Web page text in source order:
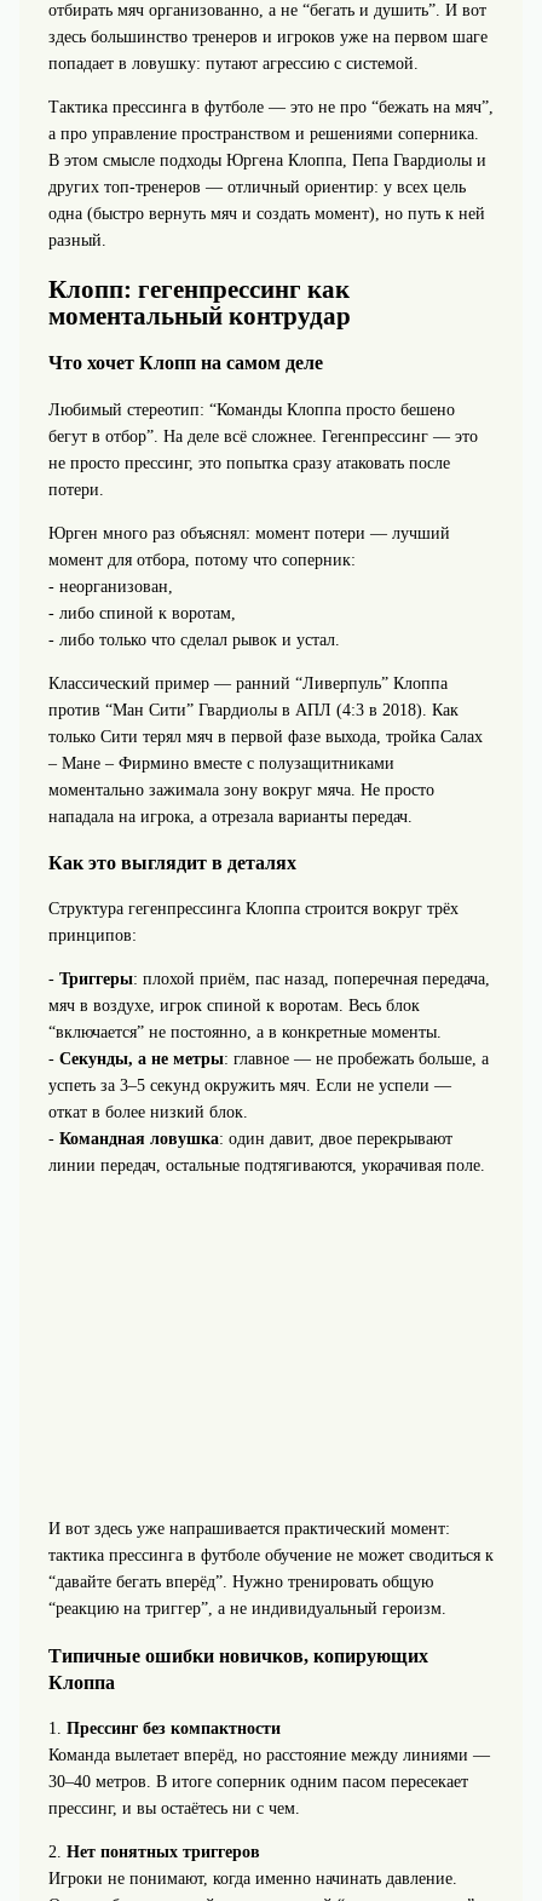
отбирать мяч организованно, а не “бегать и душить”. И вот
здесь большинство тренеров и игроков уже на первом шаге
попадает в ловушку: путают агрессию с системой.
Тактика прессинга в футболе — это не про “бежать на мяч”,
а про управление пространством и решениями соперника.
В этом смысле подходы Юргена Клоппа, Пепа Гвардиолы и
других топ-тренеров — отличный ориентир: у всех цель
одна (быстро вернуть мяч и создать момент), но путь к ней
разный.
Клопп: гегенпрессинг как
моментальный контрудар
Что хочет Клопп на самом деле
Любимый стереотип: “Команды Клоппа просто бешено
бегут в отбор”. На деле всё сложнее. Гегенпрессинг — это
не просто прессинг, это попытка сразу атаковать после
потери.
Юрген много раз объяснял: момент потери — лучший
момент для отбора, потому что соперник:
- неорганизован,
- либо спиной к воротам,
- либо только что сделал рывок и устал.
Классический пример — ранний “Ливерпуль” Клоппа
против “Ман Сити” Гвардиолы в АПЛ (4:3 в 2018). Как
только Сити терял мяч в первой фазе выхода, тройка Салах
– Мане – Фирмино вместе с полузащитниками
моментально зажимала зону вокруг мяча. Не просто
нападала на игрока, а отрезала варианты передач.
Как это выглядит в деталях
Структура гегенпрессинга Клоппа строится вокруг трёх
принципов:
- Триггеры: плохой приём, пас назад, поперечная передача,
мяч в воздухе, игрок спиной к воротам. Весь блок
“включается” не постоянно, а в конкретные моменты.
- Секунды, а не метры: главное — не пробежать больше, а
успеть за 3–5 секунд окружить мяч. Если не успели —
откат в более низкий блок.
- Командная ловушка: один давит, двое перекрывают
линии передач, остальные подтягиваются, укорачивая поле.
И вот здесь уже напрашивается практический момент:
тактика прессинга в футболе обучение не может сводиться к
“давайте бегать вперёд”. Нужно тренировать общую
“реакцию на триггер”, а не индивидуальный героизм.
Типичные ошибки новичков, копирующих
Клоппа
1. Прессинг без компактности
Команда вылетает вперёд, но расстояние между линиями —
30–40 метров. В итоге соперник одним пасом пересекает
прессинг, и вы остаётесь ни с чем.
2. Нет понятных триггеров
Игроки не понимают, когда именно начинать давление.